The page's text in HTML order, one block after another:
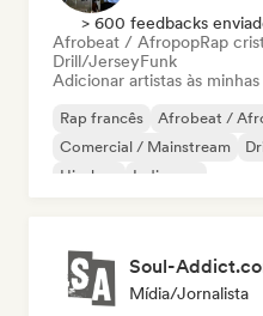
> 600 feedbacks
Afrobeat / AfropopRap
Drill/JerseyFunk
Adicionar artistas às
Rap francês
Afrobeat /
Comercial / Mainstream
Hip-hop
Indie pop
Soul-
Mídia/Jornalista